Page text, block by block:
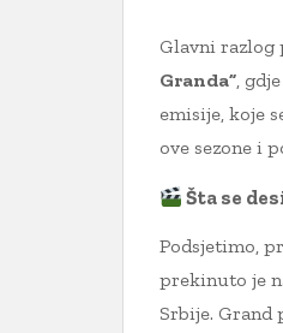
Glavni razlog
Granda”,
emisije, koje
ove sezone i
Šta se
Podsjetimo,
prekinuto je
Srbije. Grand